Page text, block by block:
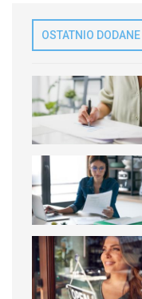
OSTATNIO DODANE